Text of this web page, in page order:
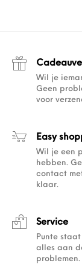
Wil je
Geen
voor
Easy
Wil je een
hebben.
contact
klaar.
Service
Punte
alles aan